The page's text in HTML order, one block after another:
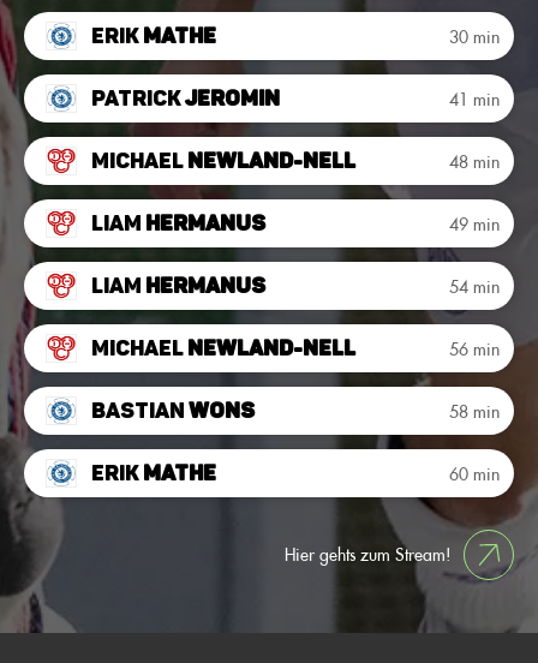
ErikMathe 30 min
PatrickJeromin 41 min
MichaelNewland-Nell 48 min
Liam Hermanus 49 min
Liam Hermanus 54 min
MichaelNewland-Nell 56 min
BastianWons 58 min
ErikMathe 60 min
Hier gehts zum Stream!